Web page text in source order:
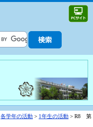
各学年の活動 > 1年生の活動 > R8 第